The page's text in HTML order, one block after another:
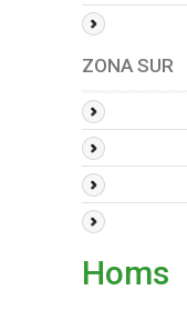
ZONA SUR
Homs